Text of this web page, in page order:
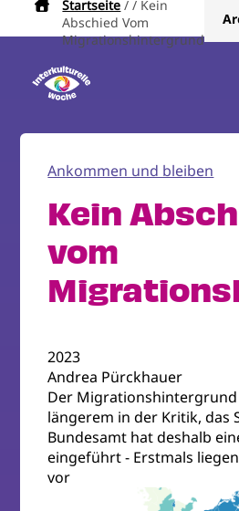
Direkt
Startseite
Kein
Abschied Vom
Migrationshintergrund
Ankommen und bleiben
Kein
vom
2023
Andrea Pürckhauer
Der
längerem in der Kritik, das
Bundesamt hat deshalb
eingeführt - Erstmals
vor